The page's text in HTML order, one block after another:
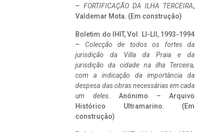
– FORTIFICAÇÃO DA ILHA TERCEIRA,
Valdemar Mota. (Em construção)
Boletim do IHIT, Vol. LI-LII, 1993-1994
– Colecção de todos os fortes da
jurisdição da Villa da Praia e da
jurisdição da cidade na ilha Terceira,
com a indicação da importância da
despesa das obras necessárias em cada
um deles. Anónimo – Arquivo
Histórico Ultramarino. (Em
construção)